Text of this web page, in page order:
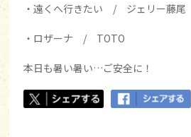
・遠くへ行きたい / ジェリー藤尾
・ロザーナ / TOTO
本日も暑い暑い…ご安全に！